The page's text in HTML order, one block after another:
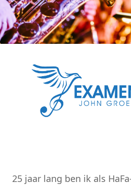
25 jaar lang ben ik als